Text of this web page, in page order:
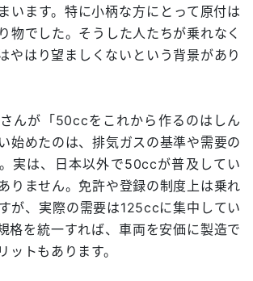
います。特に小柄な方にとって原付は
物でした。そうした人たちが乗れなく
やはり望ましくないという背景があり
んが「50ccをこれから作るのはしん
始めたのは、排気ガスの基準や需要の
実は、日本以外で50ccが普及してい
りません。免許や登録の制度上は乗れ
が、実際の需要は125ccに集中してい
格を統一すれば、車両を安価に製造で
ットもあります。